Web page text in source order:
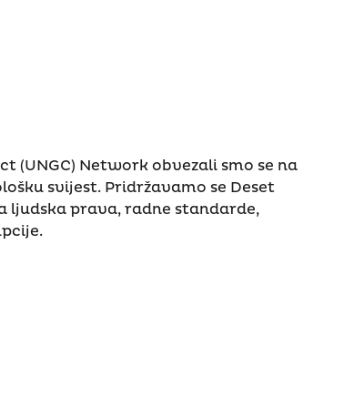
(UNGC) Network obvezali smo se na
svijest. Pridržavamo se Deset
ljudska prava, radne standarde,